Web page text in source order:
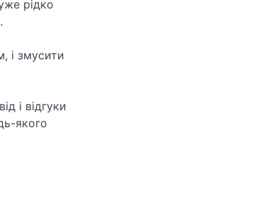
рідко
і змусити
і відгуки
якого